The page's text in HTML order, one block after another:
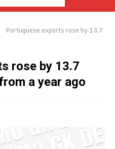
Portuguese exports rose by 13.7
rose by 13.7
a year ago